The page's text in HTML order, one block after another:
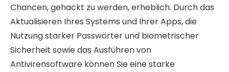
Chancen, gehackt zu werden, erheblich. Durch das
Aktualisieren Ihres Systems und Ihrer Apps, die
Nutzung starker Passwörter und biometrischer
Sicherheit sowie das Ausführen von
Antivirensoftware können Sie eine starke